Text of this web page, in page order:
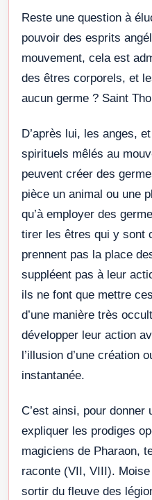
Reste une question à
pouvoir des esprits
mouvement, cela est
des êtres corporels, et
aucun germe ? Saint
D’après lui, les anges,
spirituels mêlés au
peuvent créer des
pièce un animal ou une
qu’à employer des
tirer les êtres qui y sont
prennent pas la place
suppléent pas à leur
ils ne font que mettre
d’une manière très
développer leur action
l’illusion d’une création
instantanée.
C’est ainsi, pour donner
expliquer les prodiges
magiciens de Pharaon,
raconte (VII, VIII).
sortir du fleuve des